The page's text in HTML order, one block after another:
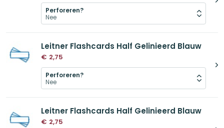
Perforeren?
Leitner Flashcards Half Gelinieerd Blauw
€ 2,75
Perforeren?
Leitner Flashcards Half Gelinieerd Blauw
€ 2,75